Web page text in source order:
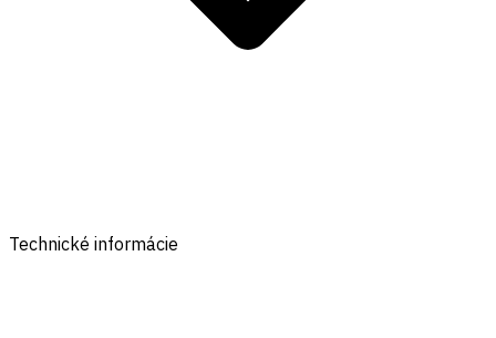
Technické informácie